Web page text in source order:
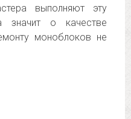
выполняют эту
о качестве
моноблоков не